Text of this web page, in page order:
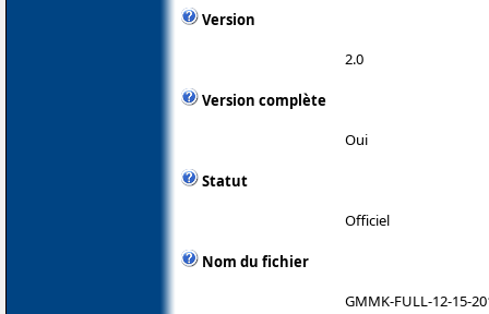
Version
2.0
Version complète
Oui
Statut
Officiel
Nom du fichier
GMMK-FULL-12-15-